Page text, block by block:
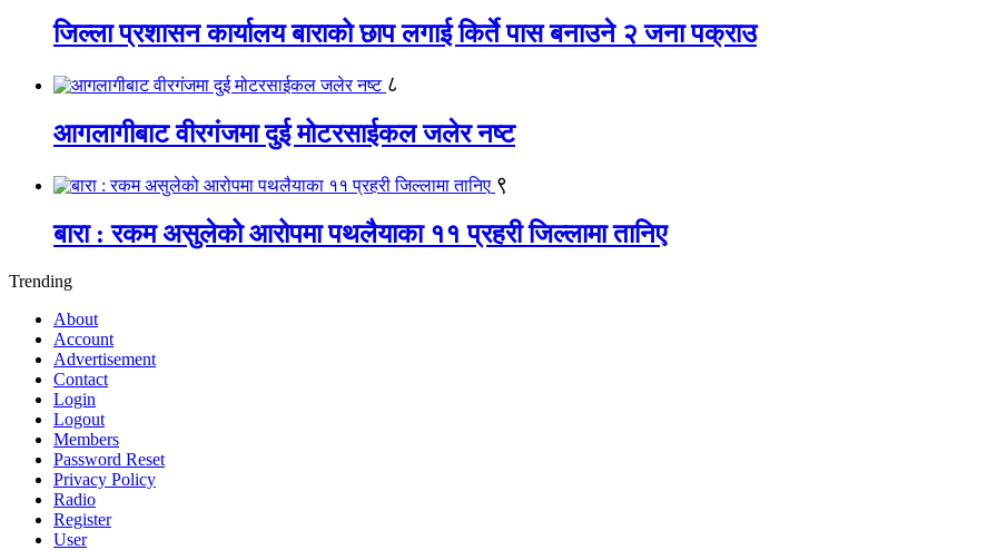
जिल्ला प्रशासन कार्यालय बाराको छाप लगाई किर्ते पास बनाउने २ जना पक्राउ
८
आगलागीबाट वीरगंजमा दुई मोटरसाईकल जलेर नष्ट
९
बारा : रकम असुलेको आरोपमा पथलैयाका ११ प्रहरी जिल्लामा तानिए
Trending
About
Account
Advertisement
Contact
Login
Logout
Members
Password Reset
Privacy Policy
Radio
Register
User